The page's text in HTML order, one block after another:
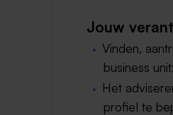
Jouw
Vinden,
business unit;
Het
profiel te